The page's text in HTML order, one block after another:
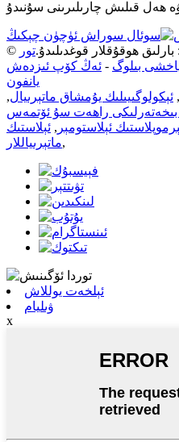
سوئال سوراش ئۈچۈن چېكىڭ
تور
بىلوگ - ئەڭ كۆپ ئىزدەش
يانفون
, ئېكولوگىيىلىك يۇمشاق ماتېرىيال,
بىخەتەرلىكى راھەت سۇ ئۆتمەس
ئېلاستومېر , ئېلاستىك
ماتېرىياللار,
ئېلخەت يوللاش
ۋىليام
x